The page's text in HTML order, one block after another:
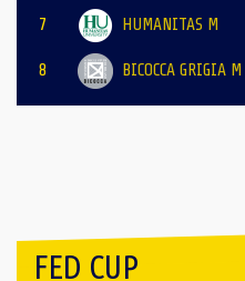
7 HUMANITAS M
8 BICOCCA GRIGIA M
FED CUP